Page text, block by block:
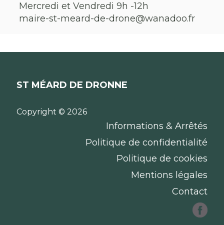
Mercredi et Vendredi 9h -12h
maire-st-meard-de-drone@wanadoo.fr
ST MÉARD DE DRONNE
Copyright © 2026
Informations & Arrêtés
Politique de confidentialité
Politique de cookies
Mentions légales
Contact